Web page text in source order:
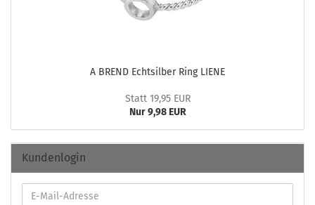
A BREND Echt­sil­ber Ring LIENE
Statt 19,95 EUR
Nur 9,98 EUR
Kundenlogin